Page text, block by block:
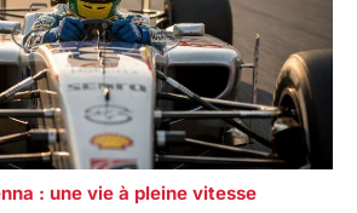
: une vie à pleine vitesse